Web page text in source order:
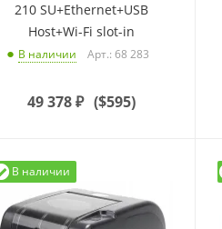
210 SU+Ethernet+USB
Host+Wi-Fi slot-in
В наличии Арт.: 68 283
49 378₽ ($595)
В наличии